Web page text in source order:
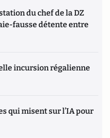
du chef de la DZ
fausse détente entre
incursion régalienne
qui misent sur l’IA pour